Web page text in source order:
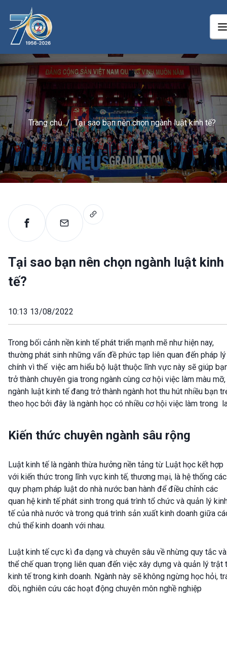
Trang chủ / Tại sao bạn nên chọn ngành luật kinh tế?
Tại sao bạn nên chọn ngành luật kinh
tế?
10:13 13/08/2022
Trong bối cảnh nền kinh tế phát triển mạnh mẽ như hiện nay,
thường phát sinh những vấn đề phức tạp liên quan đến pháp lý
chính vì thế việc am hiểu bộ luật thuộc lĩnh vực này sẽ giúp
trở thành chuyên gia trong ngành cùng cơ hội việc làm màu mỡ,
ngành luật kinh tế đang trở thành ngành hot thu hút nhiều bạn
theo học bởi đây là ngành học có nhiều cơ hội việc làm trong
Kiến thức chuyên ngành sâu rộng
Luật kinh tế là ngành thừa hưởng nền tảng từ Luật học kết hợp
với kiến thức trong lĩnh vực kinh tế, thương mại, là hệ thống các
quy phạm pháp luật do nhà nước ban hành để điều chỉnh các
quan hệ kinh tế phát sinh trong quá trình tổ chức và quản lý
tế của nhà nước và trong quá trình sản xuất kinh doanh giữa
chủ thể kinh doanh với nhau.
Luật kinh tế cực kì đa dạng và chuyên sâu về nhừng quy tắc và
thể chế quan trọng liên quan đến việc xây dựng và quản lý trật
kinh tế trong kinh doanh. Ngành này sẽ không ngừng học hỏi,
dồi, nghiên cứu các hoạt động chuyên môn nghề nghiệp